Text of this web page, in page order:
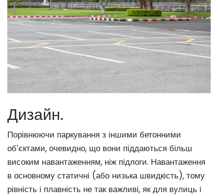
Дизайн.
Порівнюючи паркування з іншими бетонними
об’єктами, очевидно, що вони піддаються більш
високим навантаженням, ніж підлоги. Навантаження
в основному статичні (або низька швидкість), тому
рівність і плавність не так важливі, як для вулиць і